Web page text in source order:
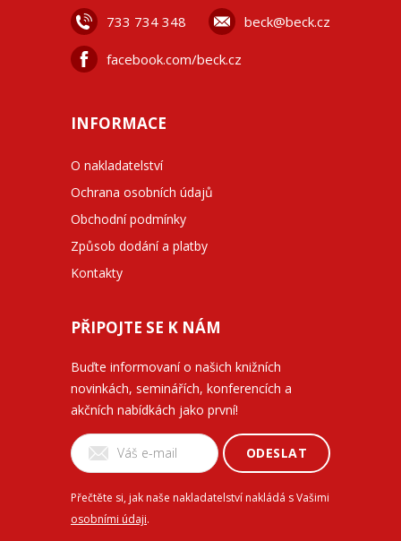
733 734 348 beck@beck.cz
facebook.com/beck.cz
INFORMACE
O nakladatelství
Ochrana osobních údajů
Obchodní podmínky
Způsob dodání a platby
Kontakty
PŘIPOJTE SE K NÁM
Buďte informovaní o našich knižních
novinkách, seminářích, konferencích a
akčních nabídkách jako první!
ODESLAT
Přečtěte si, jak naše nakladatelství nakládá s Vašimi
osobními údaji.